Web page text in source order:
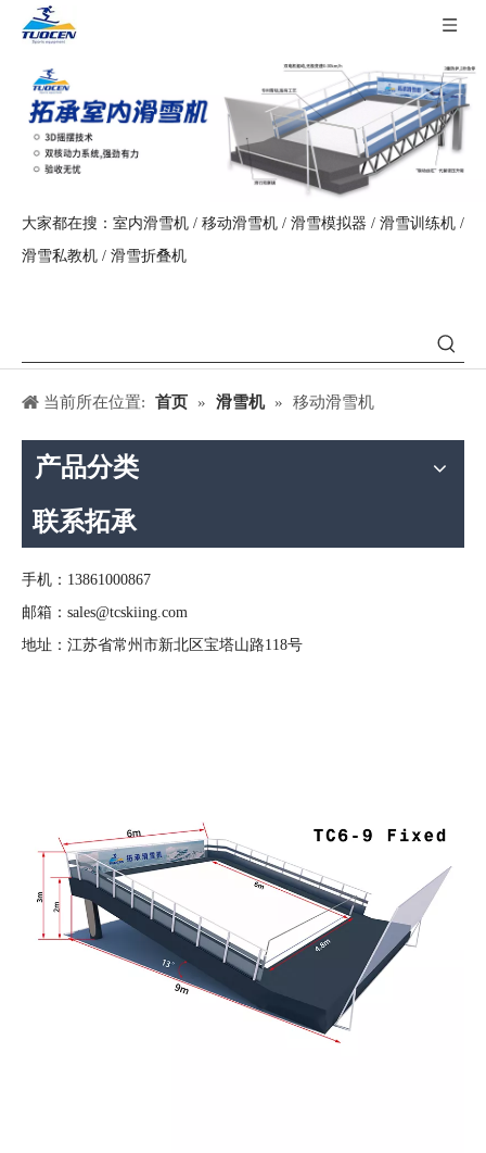
大家都在搜：室内滑雪机 / 移动滑雪机 / 滑雪模拟器 / 滑雪训练机 /
滑雪私教机 / 滑雪折叠机
当前所在位置: 首页 » 滑雪机 » 移动滑雪机
产品分类
联系拓承
手机：13861000867
邮箱：sales@tcskiing.com
地址：江苏省常州市新北区宝塔山路118号